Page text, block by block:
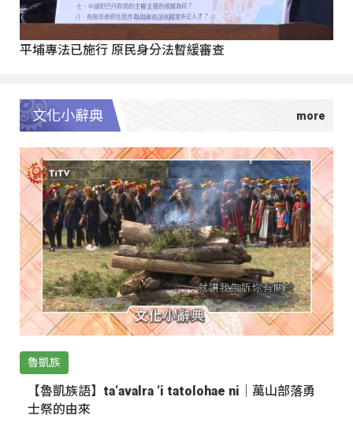
平埔專法已施行 原民身分法暫緩審查
文化小辭典
魯凱族
【魯凱族語】ta‘avalra ‘i tatolohae ni｜萬山部落勇
士祭的由來